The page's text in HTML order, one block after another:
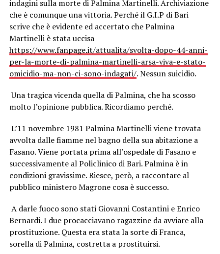
indagini sulla morte di Palmina Martinelli. Archiviazione
che è comunque una vittoria. Perché il G.I.P di Bari
scrive che è evidente ed accertato che Palmina
Martinelli è stata uccisa
https://www.fanpage.it/attualita/svolta-dopo-44-anni-
per-la-morte-di-palmina-martinelli-arsa-viva-e-stato-
omicidio-ma-non-ci-sono-indagati/. Nessun suicidio.
Una tragica vicenda quella di Palmina, che ha scosso
molto l’opinione pubblica. Ricordiamo perché.
L’11 novembre 1981 Palmina Martinelli viene trovata
avvolta dalle fiamme nel bagno della sua abitazione a
Fasano. Viene portata prima all’ospedale di Fasano e
successivamente al Policlinico di Bari. Palmina è in
condizioni gravissime. Riesce, però, a raccontare al
pubblico ministero Magrone cosa è successo.
A darle fuoco sono stati Giovanni Costantini e Enrico
Bernardi. I due procacciavano ragazzine da avviare alla
prostituzione. Questa era stata la sorte di Franca,
sorella di Palmina, costretta a prostituirsi.